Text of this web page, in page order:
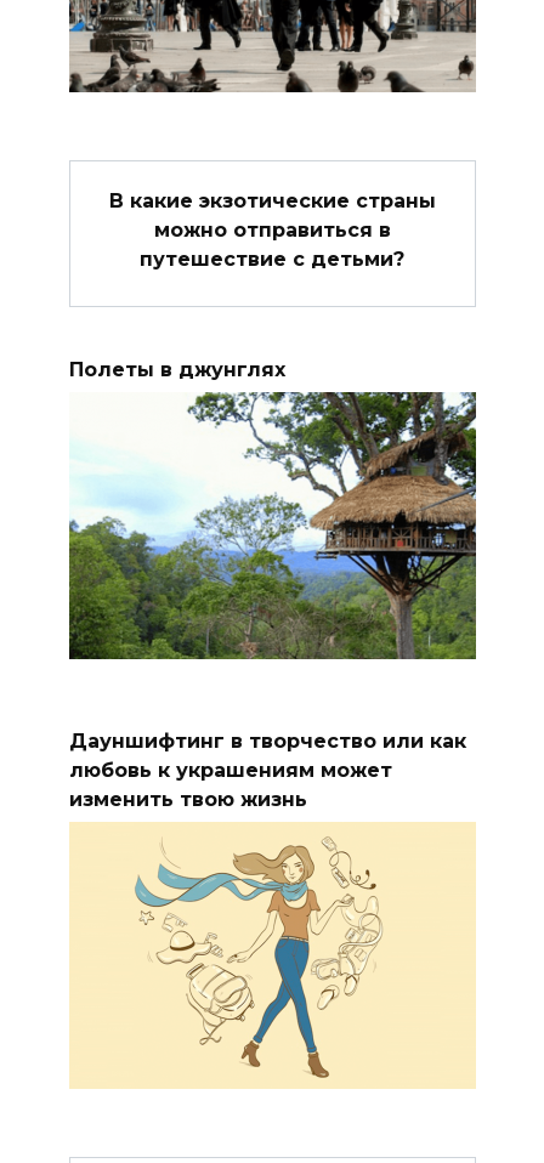
В какие экзотические страны
можно отправиться в
путешествие с детьми?
Полеты в джунглях
Дауншифтинг в творчество или как
любовь к украшениям может
изменить твою жизнь